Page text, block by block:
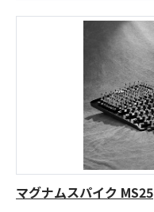
マグナムスパイク MS25